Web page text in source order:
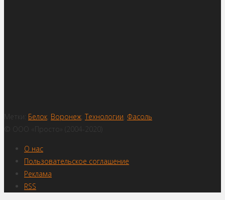
Метки: Белок Воронеж Технологии Фасоль
© ООО «Просто» (2004-2020)
О нас
Пользовательское соглашение
Реклама
RSS